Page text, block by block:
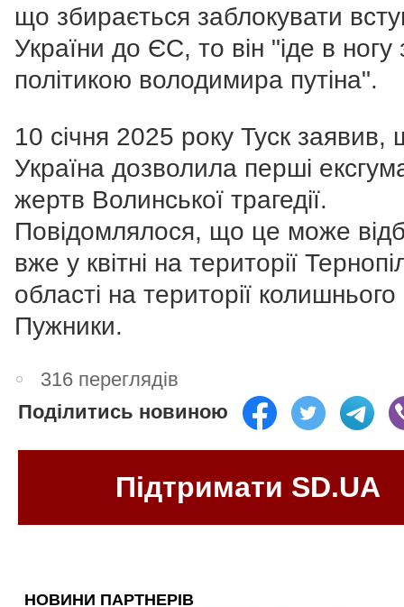
що збирається заблокувати
України до ЄС, то він "іде в ногу
політикою володимира путіна".
10 січня 2025 року Туск заявив,
Україна дозволила перші
жертв Волинської трагедії.
Повідомлялося, що це може
вже у квітні на території
області на території
Пужники.
316 переглядів
Поділитись новиною
Підтримати SD.UA